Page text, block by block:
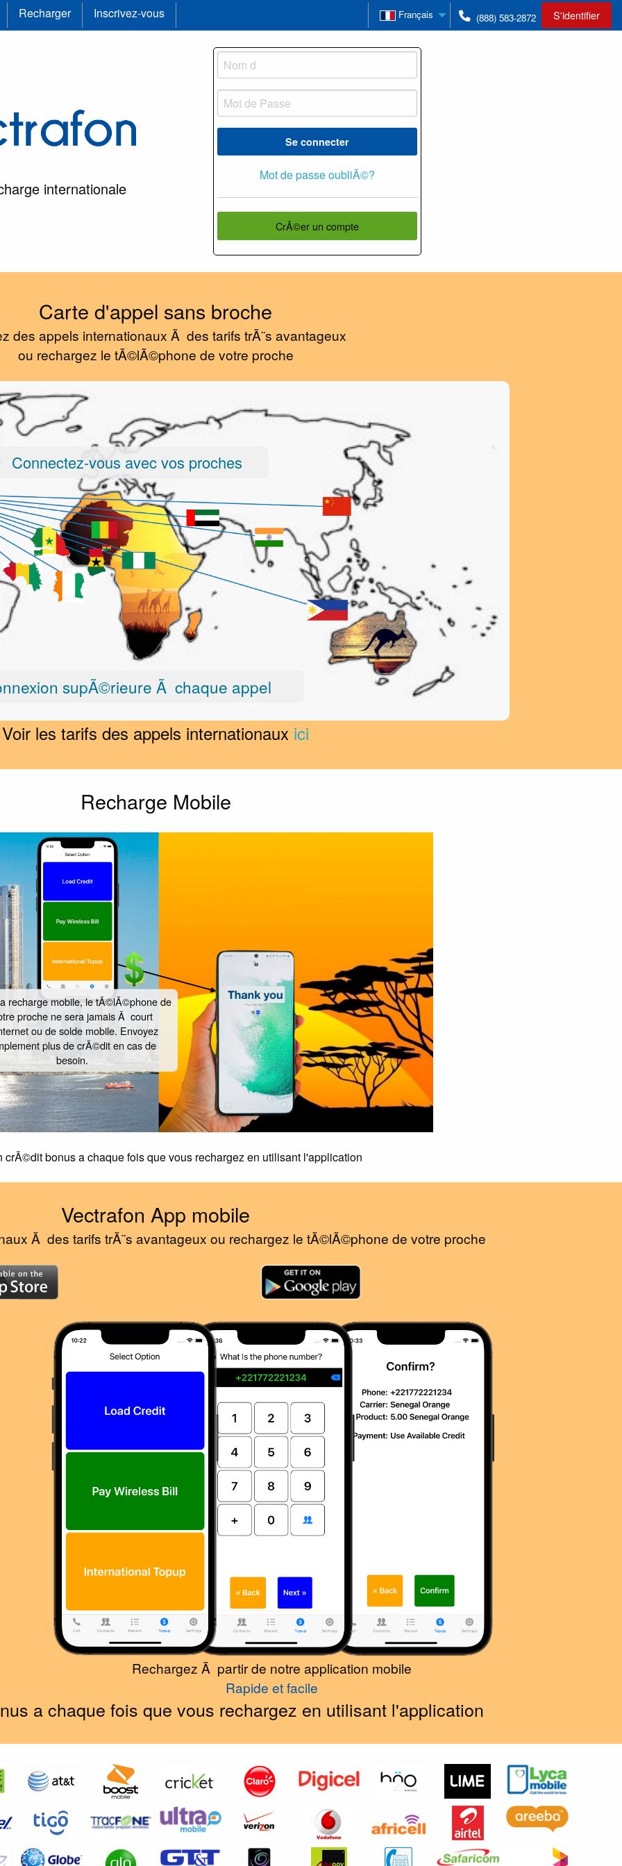
Recharger Inscrivez-vous Français (888) 583-2872 S'identifier
internationale
Se connecter
Mot de passe oubliÃ©?
CrÃ©er un compte
Carte d'appel sans broche
des appels internationaux Ã des tarifs trÃ¨s avantageux
ou rechargez le tÃ©lÃ©phone de votre proche
Connectez-vous avec vos proches
supÃ©rieure Ã chaque appel
Voir les tarifs des appels internationaux ici
Recharge Mobile
recharge mobile, le tÃ©lÃ©phone de
proche ne sera jamais Ã court
ou de solde mobile. Envoyez
plus de crÃ©dit en cas de
besoin.
crÃ©dit bonus a chaque fois que vous rechargez en utilisant l'application
Vectrafon App mobile
Ã des tarifs trÃ¨s avantageux ou rechargez le tÃ©lÃ©phone de votre proche
Rechargez Ã partir de notre application mobile
Rapide et facile
a chaque fois que vous rechargez en utilisant l'application